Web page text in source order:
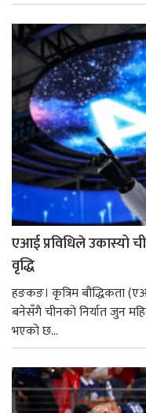
एआई प्रविधिले उकास्यो
वृद्धि
हङकङ। कृत्रिम बौद्धिकता
बनेसँगै चीनको निर्यात जुन
भएको छ...